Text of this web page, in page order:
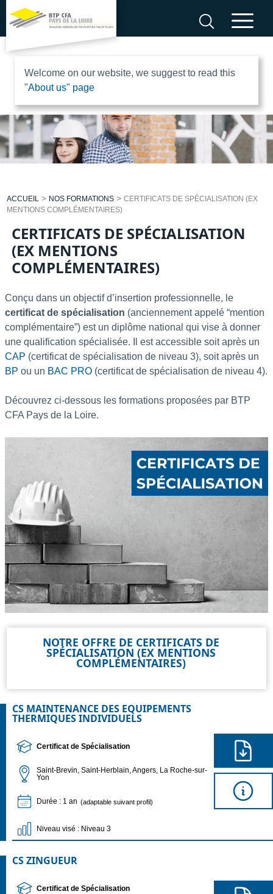
au
contenu
P
C
A
P
D
L
-
Welcome on our website, we suggest to read this
"About us" page
ACCUEIL > NOS FORMATIONS >CERTIFICATS DE SPÉCIALISATION (EX
MENTIONS COMPLÉMENTAIRES)
CERTIFICATS DE SPÉCIALISATION
(EX MENTIONS
COMPLÉMENTAIRES)
Conçu dans un objectif d’insertion professionnelle, le
certificat de spécialisation (anciennement appelé “mention
complémentaire”) est un diplôme national qui vise à donner
une qualification spécialisée. Il est accessible soit après un
CAP (certificat de spécialisation de niveau 3), soit après un
BP ou un BAC PRO (certificat de spécialisation de niveau 4).
Découvrez ci-dessous les formations proposées par BTP
CFA Pays de la Loire.
NOTRE OFFRE DE CERTIFICATS DE
SPÉCIALISATION (EX MENTIONS
COMPLÉMENTAIRES)
CS MAINTENANCE DES EQUIPEMENTS
THERMIQUES INDIVIDUELS
Certificat de Spécialisation
Saint-Brevin, Saint-Herblain, Angers, La Roche-sur-
Yon
Durée : 1 an (adaptable suivant profil)
Niveau visé : Niveau 3
CS ZINGUEUR
Certificat de Spécialisation